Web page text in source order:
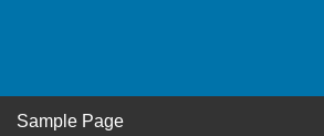
Sample Page